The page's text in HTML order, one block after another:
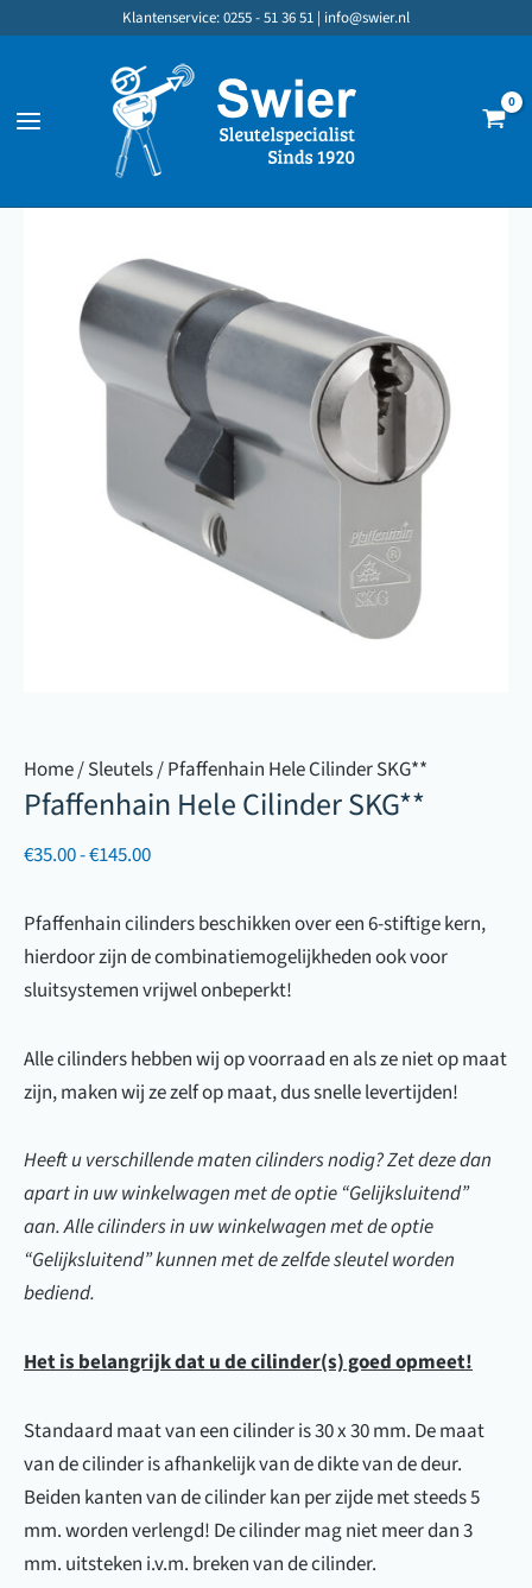
inhoud
Klantenservice: 0255 - 51 36 51 | info@swier.nl
Home/Sleutels/ Pfaffenhain Hele Cilinder SKG**
Pfaffenhain Hele Cilinder SKG**
€35.00-€145.00Prijsklasse:
tot
€145.00
Pfaffenhain cilinders beschikken over een 6-stiftige kern,
hierdoor zijn de combinatiemogelijkheden ook voor
sluitsystemen vrijwel onbeperkt!
Alle cilinders hebben wij op voorraad en als ze niet op maat
zijn, maken wij ze zelf op maat, dus snelle levertijden!
Heeft u verschillende maten cilinders nodig? Zet deze dan
apart in uw winkelwagen met de optie “Gelijksluitend”
aan. Alle cilinders in uw winkelwagen met de optie
“Gelijksluitend” kunnen met de zelfde sleutel worden
bediend.
Het is belangrijk dat u de cilinder(s) goed opmeet!
Standaard maat van een cilinder is 30 x 30 mm. De maat
van de cilinder is afhankelijk van de dikte van de deur.
Beiden kanten van de cilinder kan per zijde met steeds 5
mm. worden verlengd! De cilinder mag niet meer dan 3
mm. uitsteken i.v.m. breken van de cilinder.